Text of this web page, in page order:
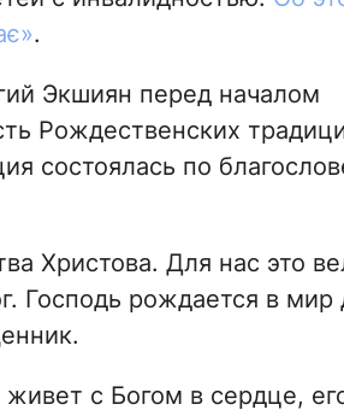
.
Экшиян перед началом
Рождественских
состоялась по
Христова. Для нас это
Господь рождается в мир
с Богом в сердце,